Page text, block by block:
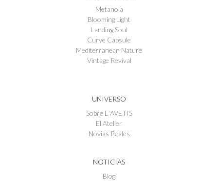
Metanoia
Blooming Light
Landing Soul
Curve Capsule
Mediterranean Nature
Vintage Revival
UNIVERSO
Sobre L´AVETIS
El Atelier
Novias Reales
NOTICIAS
Blog